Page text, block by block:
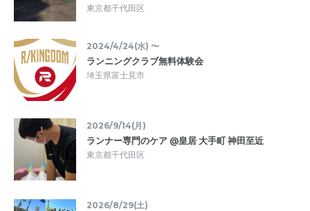
東京都千代田区
2024/4/24(水) 〜
ランニングクラブ無料体験会
埼玉県富士見市
2026/9/14(月)
ランナー専門のケア @皇居 大手町 神田至近
東京都千代田区
2026/8/29(土)